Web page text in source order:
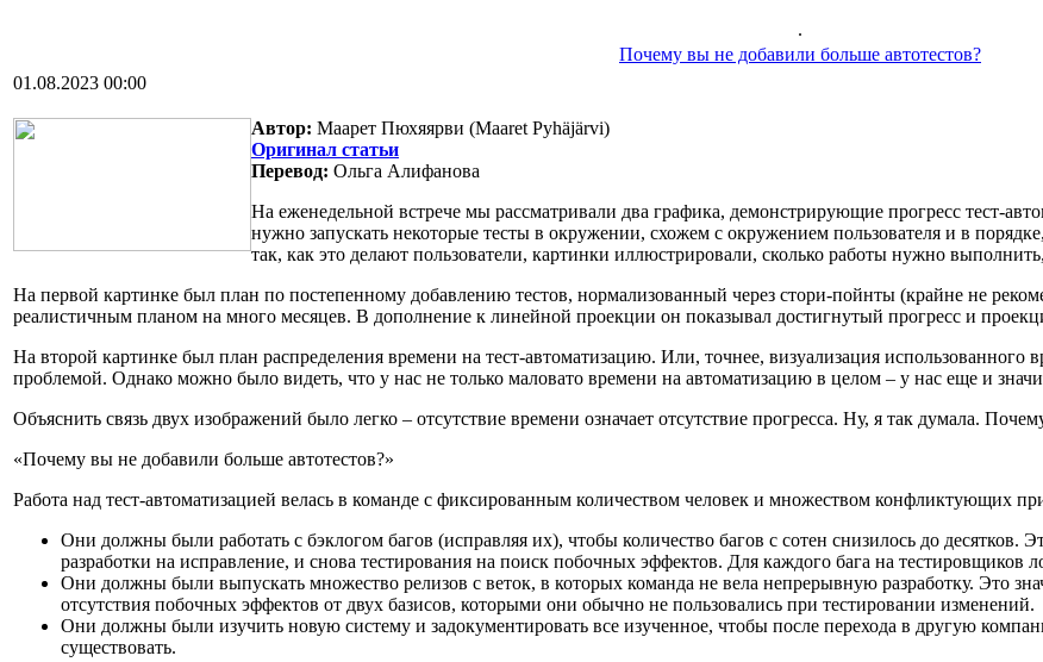
.
Почему вы не добавили больше автотестов?
01.08.2023 00:00
Автор: Маарет Пюхяярви (Maaret Pyhäjärvi)
Оригинал статьи
Перевод: Ольга Алифанова
На еженедельной встрече мы рассматривали два графика, демонстрирующие прогресс тест-
нужно запускать некоторые тесты в окружении, схожем с окружением пользователя и в
так, как это делают пользователи, картинки иллюстрировали, сколько работы нужно
На первой картинке был план по постепенному добавлению тестов, нормализованный через стори-пойнты (крайне не
реалистичным планом на много месяцев. В дополнение к линейной проекции он показывал достигнутый прогресс и
На второй картинке был план распределения времени на тест-автоматизацию. Или, точнее, визуализация
проблемой. Однако можно было видеть, что у нас не только маловато времени на автоматизацию в целом – у нас еще и
Объяснить связь двух изображений было легко – отсутствие времени означает отсутствие прогресса. Ну, я так думала.
«Почему вы не добавили больше автотестов?»
Работа над тест-автоматизацией велась в команде с фиксированным количеством человек и множеством конфликтующих
Они должны были работать с бэклогом багов (исправляя их), чтобы количество багов с сотен снизилось до десятков.
разработки на исправление, и снова тестирования на поиск побочных эффектов. Для каждого бага на тестировщиков
Они должны были выпускать множество релизов с веток, в которых команда не вела непрерывную разработку. Это
отсутствия побочных эффектов от двух базисов, которыми они обычно не пользовались при тестировании изменений.
Они должны были изучить новую систему и задокументировать все изученное, чтобы после перехода в другую
существовать.